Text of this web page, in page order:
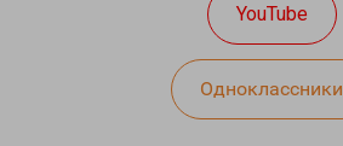
YouTube
Одноклассники